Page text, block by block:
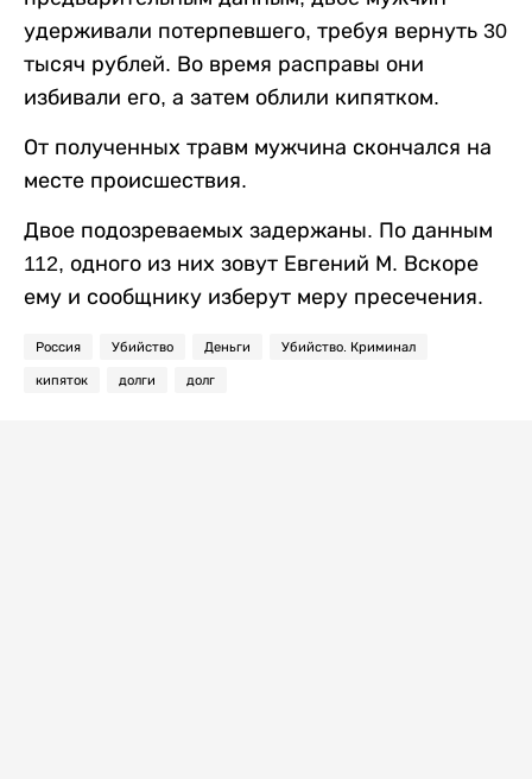
удерживали потерпевшего, требуя вернуть 30
тысяч рублей. Во время расправы они
избивали его, а затем облили кипятком.
От полученных травм мужчина скончался на
месте происшествия.
Двое подозреваемых задержаны. По данным
112, одного из них зовут Евгений М. Вскоре
ему и сообщнику изберут меру пресечения.
Россия Убийство Деньги Убийство. Криминал
кипяток долги долг